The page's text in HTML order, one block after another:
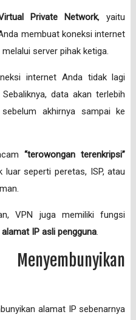
Private Network, yaitu
membuat koneksi internet
server pihak ketiga.
internet Anda tidak lagi
data akan terlebih
akhirnya sampai ke
“terowongan terenkripsi”
luar seperti peretas, ISP, atau
VPN juga memiliki fungsi
IP asli pengguna.
alamat IP sebenarnya